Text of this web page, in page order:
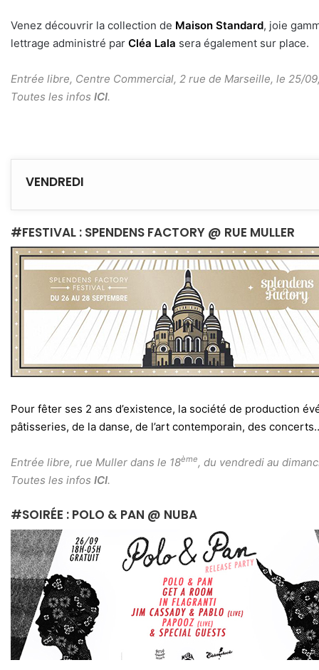
Venez découvrir la collection de Maison Standard, joie
lettrage administré par Cléa Lala sera également sur place.
Entrée libre, Centre Commercial, 2 rue de Marseille, le 25/
Toutes les infos ICI.
VENDREDI
#FESTIVAL : SPENDENS FACTORY @ RUE MULLER
Pour fêter ses 2 ans d’existence, la société de production
pâtisseries, de la danse, de l’art contemporain, des
Entrée libre, rue Muller dans le 18ème, du vendredi au
Toutes les infos ICI.
#SOIRÉE : POLO & PAN @ NUBA